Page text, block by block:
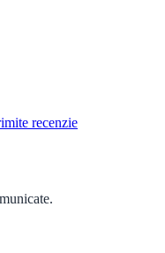
recenzie